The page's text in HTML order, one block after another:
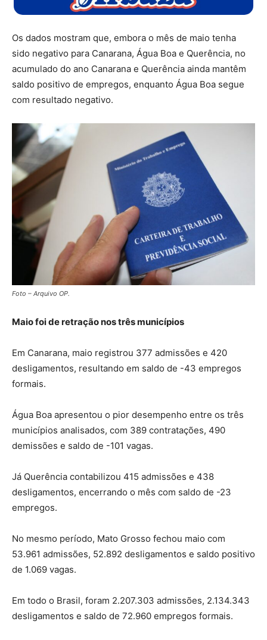
Os dados mostram que, embora o mês de maio tenha
sido negativo para Canarana, Água Boa e Querência, no
acumulado do ano Canarana e Querência ainda mantêm
saldo positivo de empregos, enquanto Água Boa segue
com resultado negativo.
Foto – Arquivo OP.
Maio foi de retração nos três municípios
Em Canarana, maio registrou 377 admissões e 420
desligamentos, resultando em saldo de -43 empregos
formais.
Água Boa apresentou o pior desempenho entre os três
municípios analisados, com 389 contratações, 490
demissões e saldo de -101 vagas.
Já Querência contabilizou 415 admissões e 438
desligamentos, encerrando o mês com saldo de -23
empregos.
No mesmo período, Mato Grosso fechou maio com
53.961 admissões, 52.892 desligamentos e saldo positivo
de 1.069 vagas.
Em todo o Brasil, foram 2.207.303 admissões, 2.134.343
desligamentos e saldo de 72.960 empregos formais.